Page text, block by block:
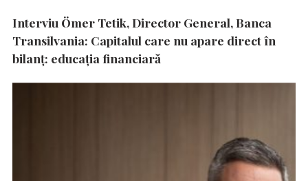
Interviu Ömer Tetik, Director General, Banca
Transilvania: Capitalul care nu apare direct în
bilanț: educația financiară